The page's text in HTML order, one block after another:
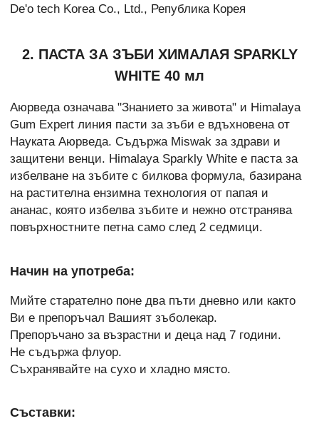
De'o tech Korea Co., Ltd., Република Корея
2. ПАСТА ЗА ЗЪБИ ХИМАЛАЯ SPARKLY
WHITE 40 мл
Аюрведа означава "Знанието за живота" и Himalaya
Gum Expert линия пасти за зъби е вдъхновена от
Науката Аюрведа. Съдържа Miswak за здрави и
защитени венци. Himalaya Sparkly White е паста за
избелване на зъбите с билкова формула, базирана
на растителна ензимна технология от папая и
ананас, която избелва зъбите и нежно отстранява
повърхностните петна само след 2 седмици.
Начин на употреба:
Мийте старателно поне два пъти дневно или както
Ви е препоръчал Вашият зъболекар.
Препоръчано за възрастни и деца над 7 години.
Не съдържа флуор.
Съхранявайте на сухо и хладно място.
Съставки: